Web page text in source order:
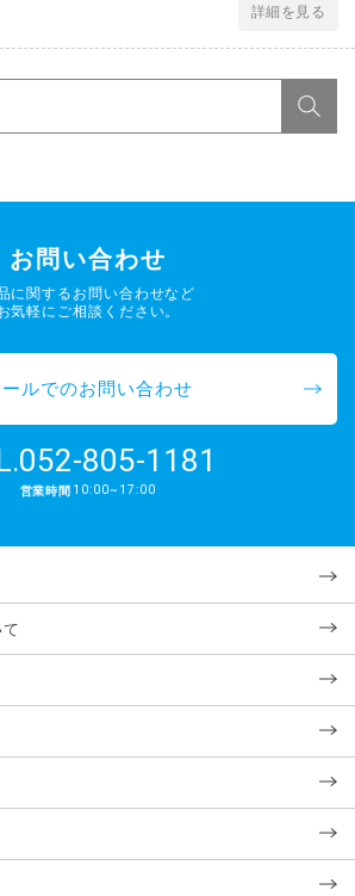
詳細を見る
お問い合わせ
に関するお問い合わせなど
気軽にご相談ください。
ールでのお問い合わせ
052-805-1181
営業時間 10:00~17:00